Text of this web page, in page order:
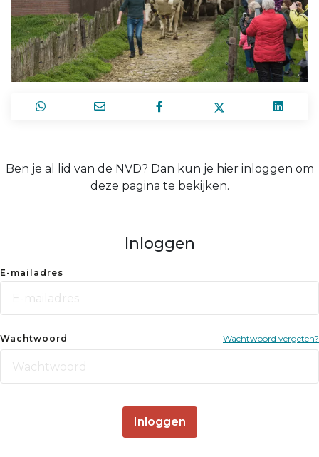
Ben je al lid van de NVD? Dan kun je hier inloggen om
deze pagina te bekijken.
Inloggen
E-mailadres
Wachtwoord Wachtwoord vergeten?
Inloggen